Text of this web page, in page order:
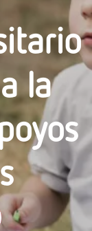
la